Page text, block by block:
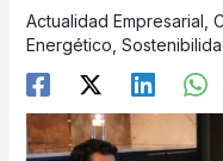
Actualidad Empresarial
Energético